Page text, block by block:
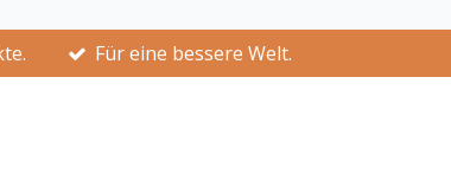
Für eine bessere Welt.